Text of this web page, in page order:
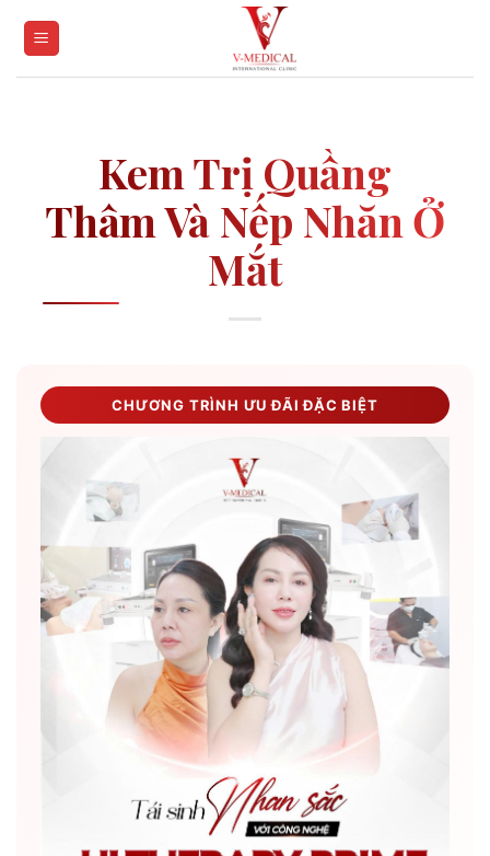
Kem Trị Quầng
Thâm Và Nếp Nhăn Ở
Mắt
CHƯƠNG TRÌNH ƯU ĐÃI ĐẶC BIỆT